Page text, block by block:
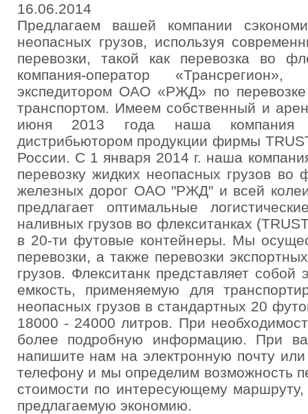
16.06.2014
Предлагаем вашей компании
неопасных грузов, используя
перевозки, такой как перевозка во
компания-оператор
экспедитором ОАО «РЖД» по
транспортом. Имеем собственный и
июня 2013 года наша компания
дистрибьютором продукции фирмы
России. С 1 января 2014 г. наша
перевозку жидких неопасных грузов во
железных дорог ОАО "РЖД" и всей
предлагает оптимальные
наливных грузов во флекситанках
в 20-ти футовые контейнеры. Мы
перевозки, а также перевозки
грузов. Флекситанк представляет
емкость, применяемую для
неопасных грузов в стандартных 20
18000 - 24000 литров. При
более подробную информацию. При
напишите нам на электронную почту или
телефону и мы определим возможность
стоимости по интересующему
предлагаемую экономию.